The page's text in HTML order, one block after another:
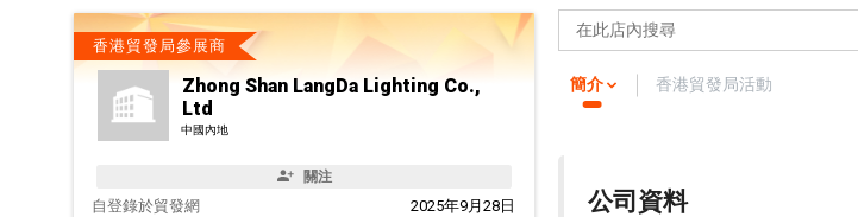
香港貿發局參展商
Zhong Shan LangDa Lighting Co.,
Ltd
中國內地
關注
自 2025年9月28日
登錄於貿發網
簡介 香港貿發局活動
公司資料